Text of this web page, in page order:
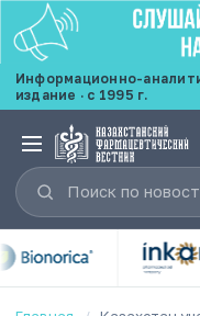
Информационно-
издание · с 1995 г.